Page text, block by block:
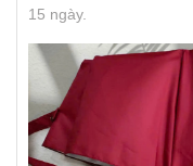
15 ngày.